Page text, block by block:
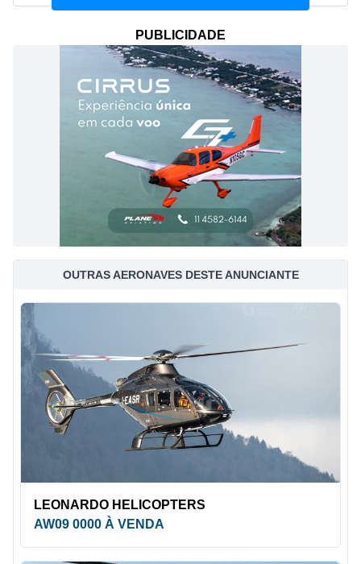
PUBLICIDADE
OUTRAS AERONAVES DESTE ANUNCIANTE
LEONARDO HELICOPTERS
AW09 0000 À VENDA